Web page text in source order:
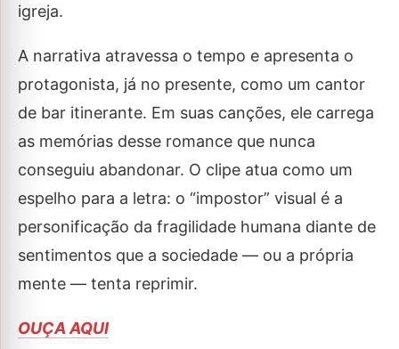
igreja.
A narrativa atravessa o tempo e apresenta o
protagonista, já no presente, como um cantor
de bar itinerante. Em suas canções, ele carrega
as memórias desse romance que nunca
conseguiu abandonar. O clipe atua como um
espelho para a letra: o “impostor” visual é a
personificação da fragilidade humana diante de
sentimentos que a sociedade — ou a própria
mente — tenta reprimir.
OUÇA AQUI